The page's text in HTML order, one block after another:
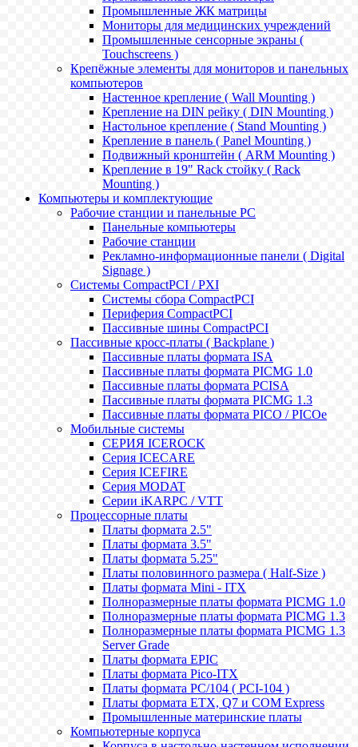
Промышленные ЖК матрицы
Мониторы для медицинских учреждений
Промышленные сенсорные экраны (
Touchscreens )
Крепёжные элементы для мониторов и панельных
компьютеров
Настенное крепление ( Wall Mounting )
Крепление на DIN рейку ( DIN Mounting )
Настольное крепление ( Stand Mounting )
Крепление в панель ( Panel Mounting )
Подвижный кронштейн ( ARM Mounting )
Крепление в 19" Rack стойку ( Rack
Mounting )
Компьютеры и комплектующие
Рабочие станции и панельные РС
Панельные компьютеры
Рабочие станции
Рекламно-информационные панели ( Digital
Signage )
Системы CompactPCI / PXI
Системы сбора CompactPCI
Периферия CompactPCI
Пассивные шины CompactPCI
Пассивные кросс-платы ( Backplane )
Пассивные платы формата ISA
Пассивные платы формата PICMG 1.0
Пассивные платы формата PCISA
Пассивные платы формата PICMG 1.3
Пассивные платы формата PICO / PICOe
Мобильные системы
СЕРИЯ ICEROCK
Серия ICECARE
Серия ICEFIRE
Серия MODAT
Серии iKARPC / VTT
Процессорные платы
Платы формата 2.5"
Платы формата 3.5"
Платы формата 5.25"
Платы половинного размера ( Half-Size )
Платы формата Mini - ITX
Полноразмерные платы формата PICMG 1.0
Полноразмерные платы формата PICMG 1.3
Полноразмерные платы формата PICMG 1.3
Server Grade
Платы формата EPIC
Платы формата Pico-ITX
Платы формата PC/104 ( PCI-104 )
Платы формата ETX, Q7 и COM Express
Промышленные материнские платы
Компьютерные корпуса